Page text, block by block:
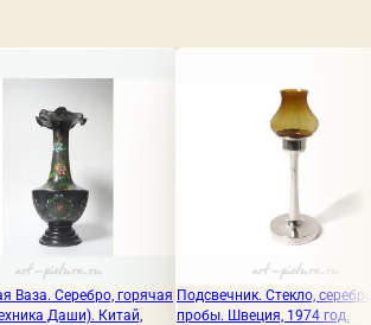
горячая
Китай,
Подсвечник. Стекло, серебро 830
пробы. Швеция, 1974 год.
Часы